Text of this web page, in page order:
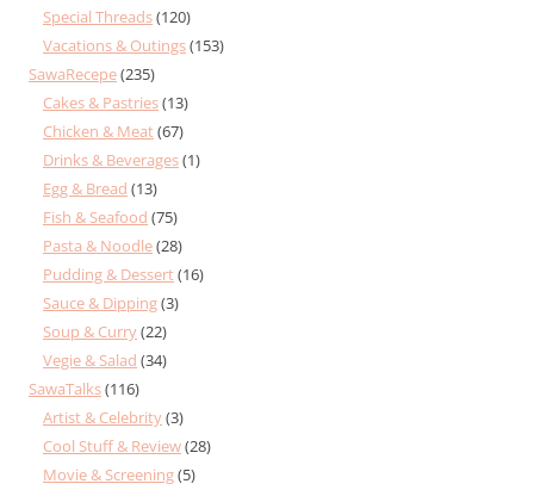
Special Threads(120)
Vacations & Outings(153)
SawaRecepe(235)
Cakes & Pastries(13)
Chicken & Meat(67)
Drinks & Beverages(1)
Egg & Bread (13)
Fish & Seafood (75)
Pasta & Noodle(28)
Pudding & Dessert(16)
Sauce & Dipping(3)
Soup & Curry(22)
Vegie & Salad (34)
SawaTalks(116)
Artist & Celebrity(3)
Cool Stuff & Review(28)
Movie & Screening(5)